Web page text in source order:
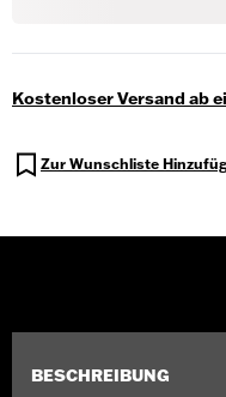
Kostenloser Versand ab
Zur Wunschliste
BESCHREIBUNG